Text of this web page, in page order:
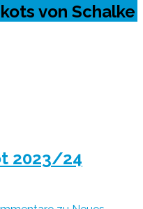
von Schalke
2023/24